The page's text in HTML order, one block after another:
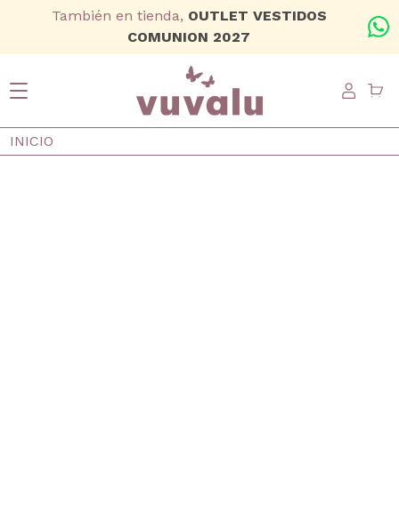
Ir al contenido principal
También en tienda, OUTLET VESTIDOS
COMUNION 2027
Ruta de navegación
INICIO